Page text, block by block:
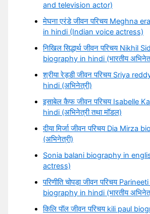
and television actor)
मेघना एरंडे जीवन परिचय Meghna
in hindi (Indian voice actress)
निखिल सिद्धार्थ जीवन परिचय Nikhil
biography in hindi (भारतीय
श्रीया रेड्डी जीवन परिचय Sriya
hindi (अभिनेत्री)
इसाबेल कैफ जीवन परिचय Isabelle
hindi (अभिनेत्री तथा मॉडल)
दीया मिर्जा जीवन परिचय Dia Mirza
(अभिनेत्री)
Sonia balani biography in
actress)
परिणीति चोपड़ा जीवन परिचय
biography in hindi (भारतीय
किलि पॉल जीवन परिचय kili paul